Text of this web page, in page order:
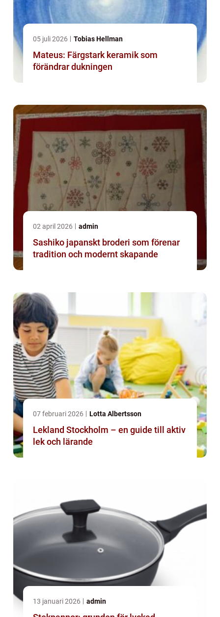
05 juli 2026 Tobias Hellman
Mateus: Färgstark keramik som
förändrar dukningen
02 april 2026 admin
Sashiko japanskt broderi som förenar
tradition och modernt skapande
07 februari 2026 Lotta Albertsson
Lekland Stockholm – en guide till aktiv
lek och lärande
13 januari 2026 admin